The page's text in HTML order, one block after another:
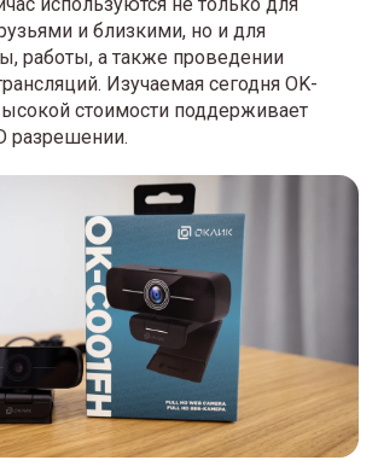
и близкими, но и для
работы, а также проведении
Изучаемая сегодня OK-
стоимости поддерживает
разрешении.